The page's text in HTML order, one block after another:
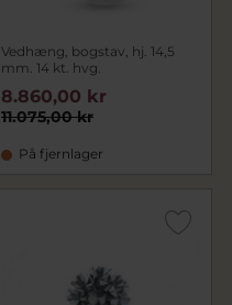
Vedhæng, bogstav, hj. 14,5
mm. 14 kt. hvg.
11.075,00 kr
8.860,00 kr
På fjernlager